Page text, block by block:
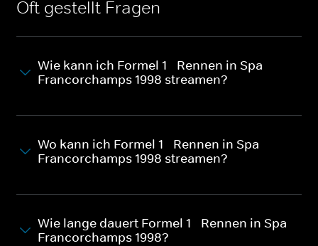
Oft gestellt Fragen
Wie kann ich Formel 1 - Rennen in Spa-
Francorchamps 1998 streamen?
Wo kann ich Formel 1 - Rennen in Spa-
Francorchamps 1998 streamen?
Wie lange dauert Formel 1 - Rennen in Spa-
Francorchamps 1998?